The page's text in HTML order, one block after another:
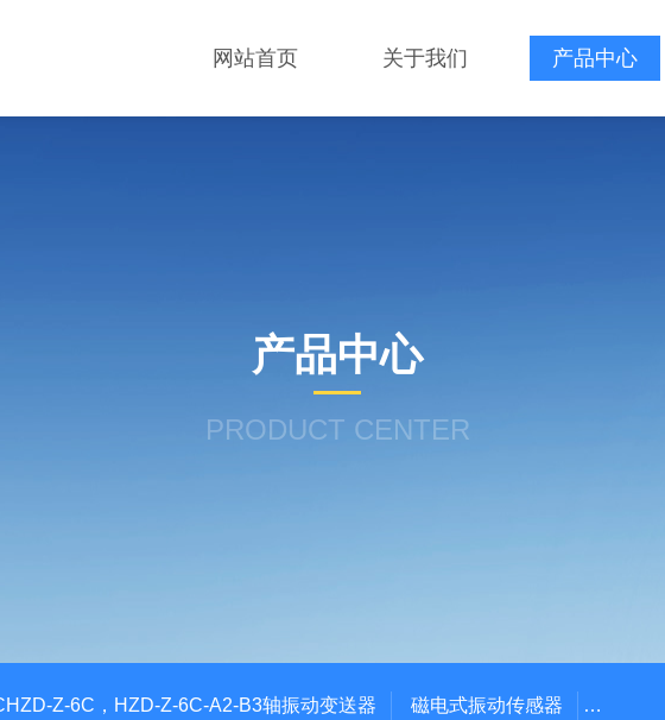
网站首页 关于我们 产品中心
产品中心
PRODUCT CENTER
Z-6C，HZD-Z-6C-A2-B3轴振动变送器 磁电式振动传感器